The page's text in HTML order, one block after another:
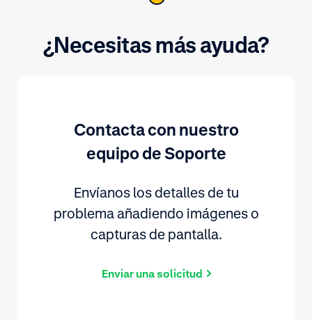
¿Necesitas más ayuda?
Contacta con nuestro
equipo de Soporte
Envíanos los detalles de tu
problema añadiendo imágenes o
capturas de pantalla.
Enviar una solicitud